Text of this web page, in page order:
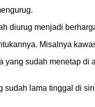
diurug menjadi
Misalnya
sudah menetap
lama tinggal di